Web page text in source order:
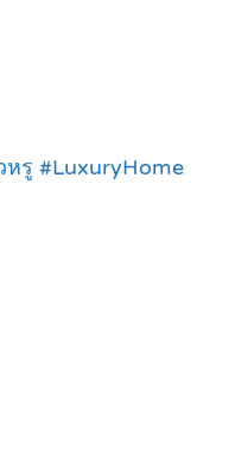
หรู #LuxuryHome